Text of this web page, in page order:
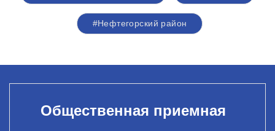
#Нефтегорский район
Общественная приемная